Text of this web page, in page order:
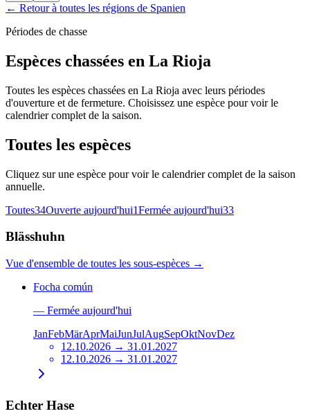
← Retour à toutes les régions de Spanien
Périodes de chasse
Espèces chassées en La Rioja
Toutes les espèces chassées en La Rioja avec leurs périodes
d'ouverture et de fermeture. Choisissez une espèce pour voir le
calendrier complet de la saison.
Toutes les espèces
Cliquez sur une espèce pour voir le calendrier complet de la saison
annuelle.
Toutes34Ouverte aujourd'hui1Fermée aujourd'hui33
Blässhuhn
Vue d'ensemble de toutes les sous-espèces →
Focha común
— Fermée aujourd'hui
JanFebMärAprMaiJunJulAugSepOktNovDez
12.10.2026 → 31.01.2027
12.10.2026 → 31.01.2027
Echter Hase